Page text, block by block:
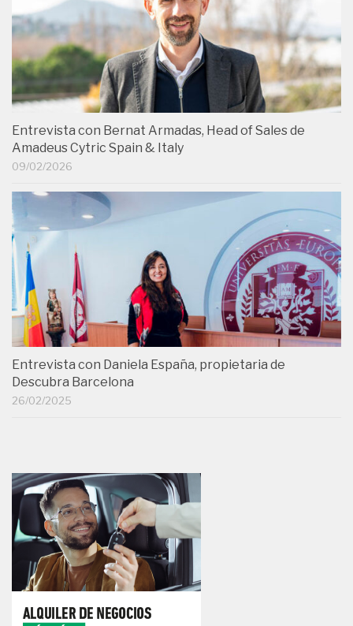
Entrevista con Bernat Armadas, Head of Sales de
Amadeus Cytric Spain & Italy
09/02/2026
Entrevista con Daniela España, propietaria de
Descubra Barcelona
26/02/2025